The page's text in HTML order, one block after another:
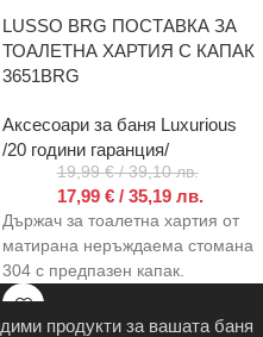
LUSSO BRG ПОСТАВКА ЗА
ТОАЛЕТНА ХАРТИЯ С КАПАК
3651BRG
Аксесоари за баня Luxurious
/20 години гаранция/
19,99€/ 39,10 лв.
17,99 €/ 35,19 лв.
Държач за тоалетна хартия от
матирана неръждаема стомана
304 с предпазен капак.
продукти за вашата баня